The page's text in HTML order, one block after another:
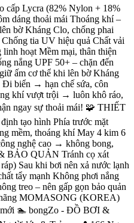
Lycra (82% Nylon + 18%
dáng thoải mái Thoáng khí –
bờ Kháng Clo, chống phai
tia UV hiệu quả Chất vải
hoạt Mềm mại, thân thiện
nắng UPF 50+ – chặn đến
ấm cơ thể khi lên bờ Kháng
biển → hạn chế sứa, côn
khí vượt trội → luôn khô ráo,
ngay sự thoải mái! 🧩 THIẾT
tạo hình Phía trước mặt
mềm, thoáng khí May 4 kim 6
nghệ cao → không bong,
BẢO QUẢN Tránh cọ xát
Sau khi bơi nên xả nước lạnh
tẩy mạnh Không phơi nắng
treo – nên gấp gọn bảo quản
MOMASONG (KOREA)
🏊 bongZo - ĐỒ BƠI &